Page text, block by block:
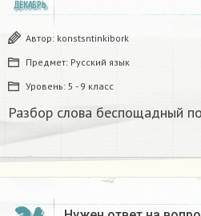
ДЕКАБРЬ
Автор: konstsntinkibork
Предмет: Русский язык
Уровень: 5 - 9 класс
Разбор слова беспощадный